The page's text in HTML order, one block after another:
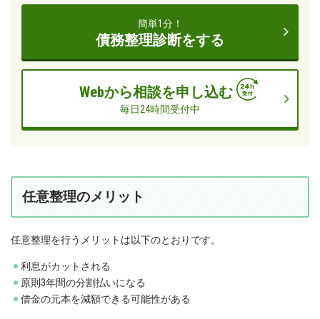
簡単1分！
債務整理診断をする
Webから相談を申し込む
毎日24時間受付中
任意整理のメリット
任意整理を行うメリットは以下のとおりです。
利息がカットされる
原則3年間の分割払いになる
借金の元本を減額できる可能性がある